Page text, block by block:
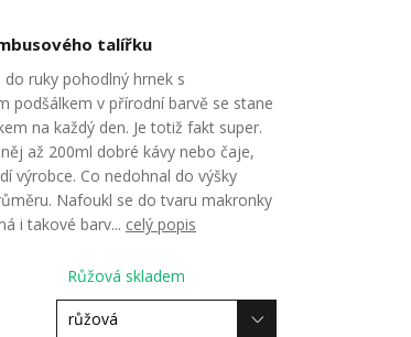
talířku
do ruky pohodlný hrnek s
podšálkem v přírodní barvě se stane
na každý den. Je totiž fakt super.
až 200ml dobré kávy nebo čaje,
výrobce. Co nedohnal do výšky
Nafoukl se do tvaru makronky
i takové barv... celý popis
Růžová skladem